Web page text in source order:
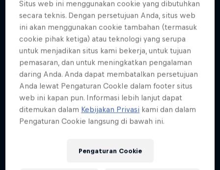
Situs web ini menggunakan cookie yang dibutuhkan
secara teknis. Dengan persetujuan Anda, situs web
ini akan menggunakan cookie tambahan (termasuk
cookie pihak ketiga) atau teknologi yang serupa
untuk menjadikan situs kami bekerja, untuk tujuan
pemasaran, dan untuk meningkatkan pengalaman
daring Anda. Anda dapat membatalkan persetujuan
Anda lewat Pengaturan CookIe dalam footer situs
web ini kapan pun. Informasi lebih lanjut dapat
ditemukan dalam Kebijakan Privasi kami dan dalam
Pengaturan Cookie langsung di bawah ini.
Pengaturan Cookie